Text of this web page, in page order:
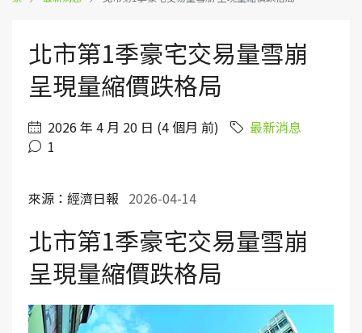
北市第1季豪宅交易量雪崩
呈現量縮價跌格局
2026 年 4 月 20 日 (4 個月 前)
最新消息
1
來源：經濟日報 2026-04-14
北市第1季豪宅交易量雪崩
呈現量縮價跌格局